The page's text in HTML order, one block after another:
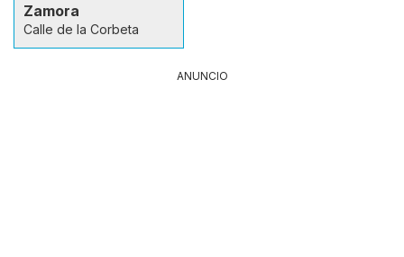
Zamora
Calle de la Corbeta
ANUNCIO